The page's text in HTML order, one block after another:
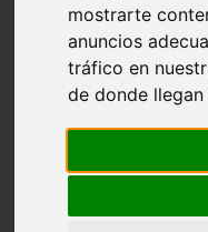
mostrarte
anuncios
tráfico en
de donde
ejercicio
engorda
es_es
hierro
queso
tomar